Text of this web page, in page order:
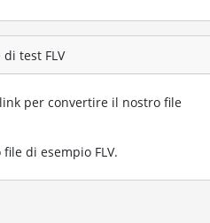
test FLV
per convertire il nostro file
di esempio FLV.